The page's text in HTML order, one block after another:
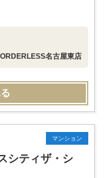
名古屋東店
マンション
シティザ・シ